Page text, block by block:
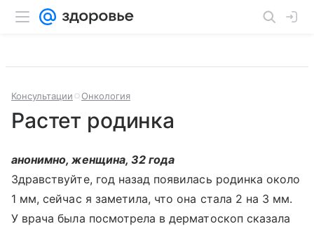
Консультации Онкология
Растет родинка
анонимно, женщина, 32 года
Здравствуйте, год назад появилась родинка около
1 мм, сейчас я заметила, что она стала 2 на 3 мм.
У врача была посмотрела в дерматоскоп сказала